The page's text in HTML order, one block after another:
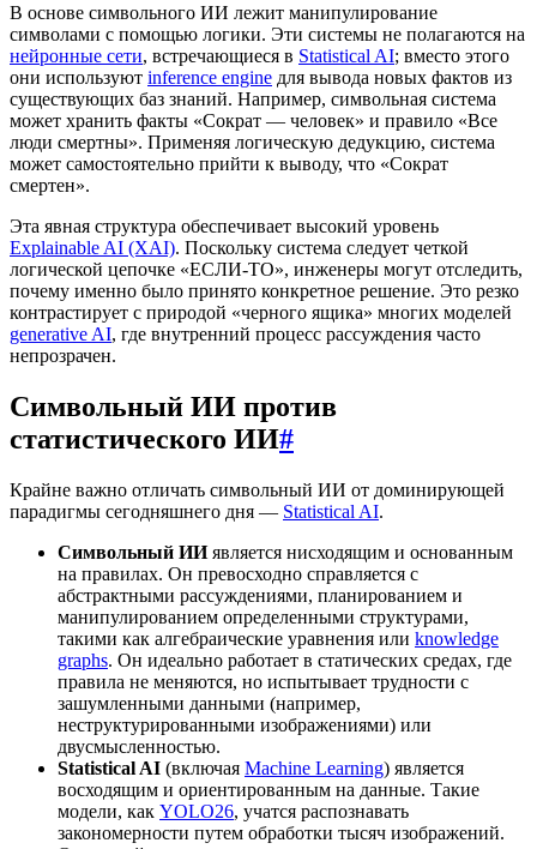
В основе символьного ИИ лежит манипулирование
символами с помощью логики. Эти системы не полагаются на
нейронные сети, встречающиеся в Statistical AI; вместо этого
они используют inference engine для вывода новых фактов из
существующих баз знаний. Например, символьная система
может хранить факты «Сократ — человек» и правило «Все
люди смертны». Применяя логическую дедукцию, система
может самостоятельно прийти к выводу, что «Сократ
смертен».
Эта явная структура обеспечивает высокий уровень
Explainable AI (XAI). Поскольку система следует четкой
логической цепочке «ЕСЛИ-ТО», инженеры могут отследить,
почему именно было принято конкретное решение. Это резко
контрастирует с природой «черного ящика» многих моделей
generative AI, где внутренний процесс рассуждения часто
непрозрачен.
Символьный ИИ против
статистического ИИ#
Крайне важно отличать символьный ИИ от доминирующей
парадигмы сегодняшнего дня — Statistical AI.
Символьный ИИявляется нисходящим и основанным
на правилах. Он превосходно справляется с
абстрактными рассуждениями, планированием и
манипулированием определенными структурами,
такими как алгебраические уравнения или knowledge
graphs. Он идеально работает в статических средах, где
правила не меняются, но испытывает трудности с
зашумленными данными (например,
неструктурированными изображениями) или
двусмысленностью.
Statistical AI (включая Machine Learning) является
восходящим и ориентированным на данные. Такие
модели, как YOLO26, учатся распознавать
закономерности путем обработки тысяч изображений.